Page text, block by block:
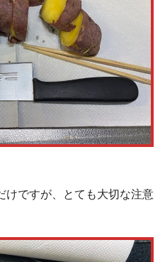
けですが、とても大切な注意